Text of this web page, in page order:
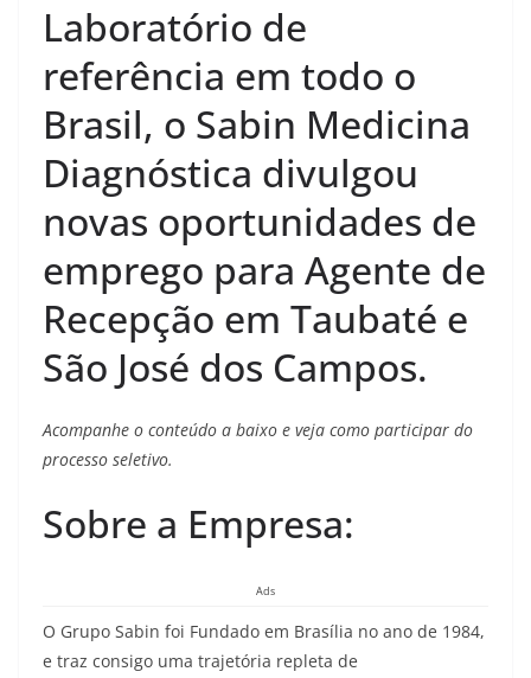
Laboratório de
referência em todo o
Brasil, o Sabin Medicina
Diagnóstica divulgou
novas oportunidades de
emprego para Agente de
Recepção em Taubaté e
São José dos Campos.
Acompanhe o conteúdo a baixo e veja como participar do
processo seletivo.
Sobre a Empresa:
Ads
O Grupo Sabin foi Fundado em Brasília no ano de 1984,
e traz consigo uma trajetória repleta de